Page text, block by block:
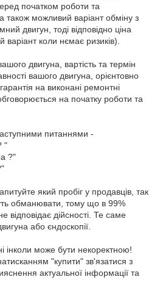
початком роботи та
також можливий варіант обміну з
двигун, тоді відповідно ціна
коли нємає ризиків).
двигуна, вартість та термін
вашого двигуна, орієнтовно
на виконані ремонтні
на початку роботи та
питаннями -
"
?"
який пробіг у продавців, так
обманювати, тому що в 99%
відповідає дійсності. Те саме
або єндоскопії.
інколи може бути некоректною!
"купити" зв'язатися з
актуальної інформації та